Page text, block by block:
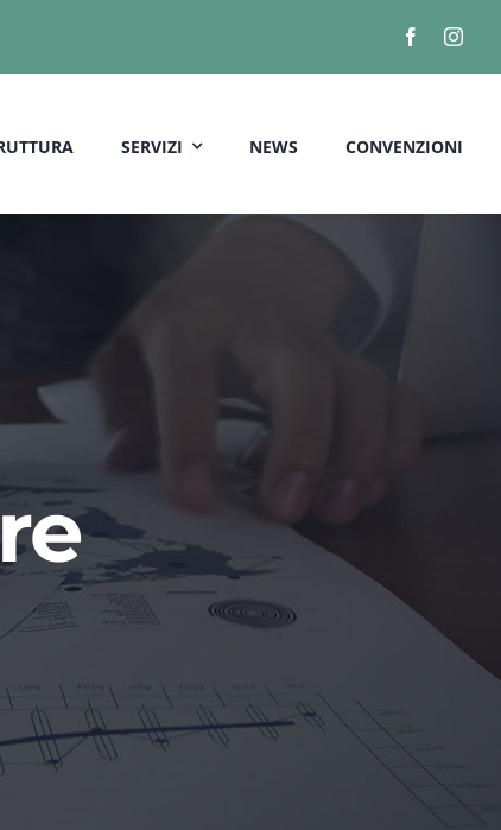
SERVIZI NEWS CONVENZIONI